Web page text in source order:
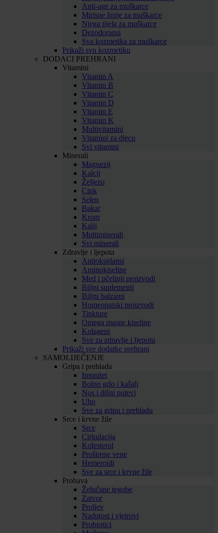
Anti-age za muškarce
Mirisne linije za muškarce
Njega tijela za muškarce
Dezodoransi
Sva kozmetika za muškarce
Prikaži svu kozmetiku
DODACI PREHRANI
Vitamini
Vitamin A
Vitamin B
Vitamin C
Vitamin D
Vitamin E
Vitamin K
Multivitamini
Vitamini za djecu
Svi vitamini
Minerali
Magnezij
Kalcij
Željezo
Cink
Selen
Bakar
Krom
Kalij
Multiminerali
Svi minerali
Zdravlje i ljepota
Antioksidansi
Aminokiseline
Med i pčelinji proizvodi
Biljni suplementi
Biljni balzami
Homeopatski proizvodi
Tinkture
Omega masne kiseline
Kolageni
Sve za zdravlje i ljepotu
Prikaži sve dodatke prehrani
SAMOLIJEČENJE
Gripa i prehlada
Imunitet
Bolno grlo i kašalj
Nos i dišni putevi
Uho
Sve za gripu i prehladu
Srce i krvne žile
Srce
Cirkulacija
Kolesterol
Proširene vene
Hemeroidi
Sve za srce i krvne žile
Probava
Želučane tegobe
Zatvor
Proljev
Nadutost i vjetrovi
Probiotici